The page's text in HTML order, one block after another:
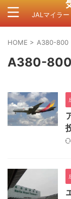
JALマイラ
HOME > A380-800
A380-800